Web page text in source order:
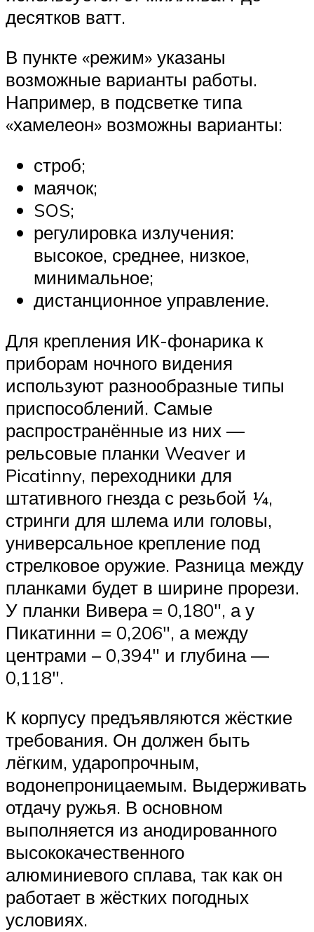
десятков ватт.
В пункте «режим» указаны
возможные варианты работы.
Например, в подсветке типа
«хамелеон» возможны варианты:
строб;
маячок;
SOS;
регулировка излучения:
высокое, среднее, низкое,
минимальное;
дистанционное управление.
Для крепления ИК-фонарика к
приборам ночного видения
используют разнообразные типы
приспособлений. Самые
распространённые из них —
рельсовые планки Weaver и
Picatinny, переходники для
штативного гнезда с резьбой ¼,
стринги для шлема или головы,
универсальное крепление под
стрелковое оружие. Разница между
планками будет в ширине прорези.
У планки Вивера = 0,180″, а у
Пикатинни = 0,206″, а между
центрами – 0,394″ и глубина —
0,118″.
К корпусу предъявляются жёсткие
требования. Он должен быть
лёгким, ударопрочным,
водонепроницаемым. Выдерживать
отдачу ружья. В основном
выполняется из анодированного
высококачественного
алюминиевого сплава, так как он
работает в жёстких погодных
условиях.